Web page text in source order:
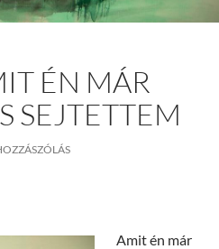
ÉN MÁR
SEJTETTEM
Amit én már